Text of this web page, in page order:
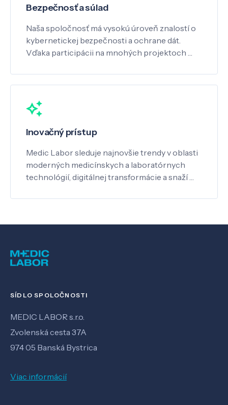
Bezpečnosť a súlad
Naša spoločnosť má vysokú úroveň znalostí o
kybernetickej bezpečnosti a ochrane dát.
Vďaka participácii na mnohých projektoch …
Inovačný prístup
Medic Labor sleduje najnovšie trendy v oblasti
moderných medicínskych a laboratórnych
technológií, digitálnej transformácie a snaží …
SÍDLO SPOLOČNOSTI
MEDIC LABOR s.r.o.
Zvolenská cesta 37A
974 05 Banská Bystrica
Viac informácií